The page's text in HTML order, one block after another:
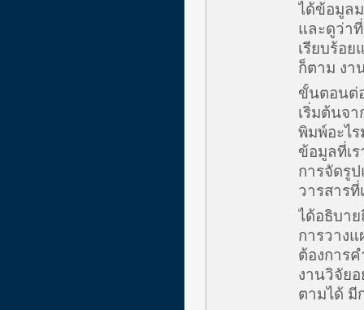
ได้ข้อมูลม
และดูว่า
เรียบร้อ
ก็ตาม งา
ขั้นตอนต่
เริ่มต้นจ
พิมพ์อะไร
ข้อมูลที่เ
การจัดรู
วารสาร
ได้อธิบา
การวาง
ต้องการ
งานวิจัย
ตามได้ มี